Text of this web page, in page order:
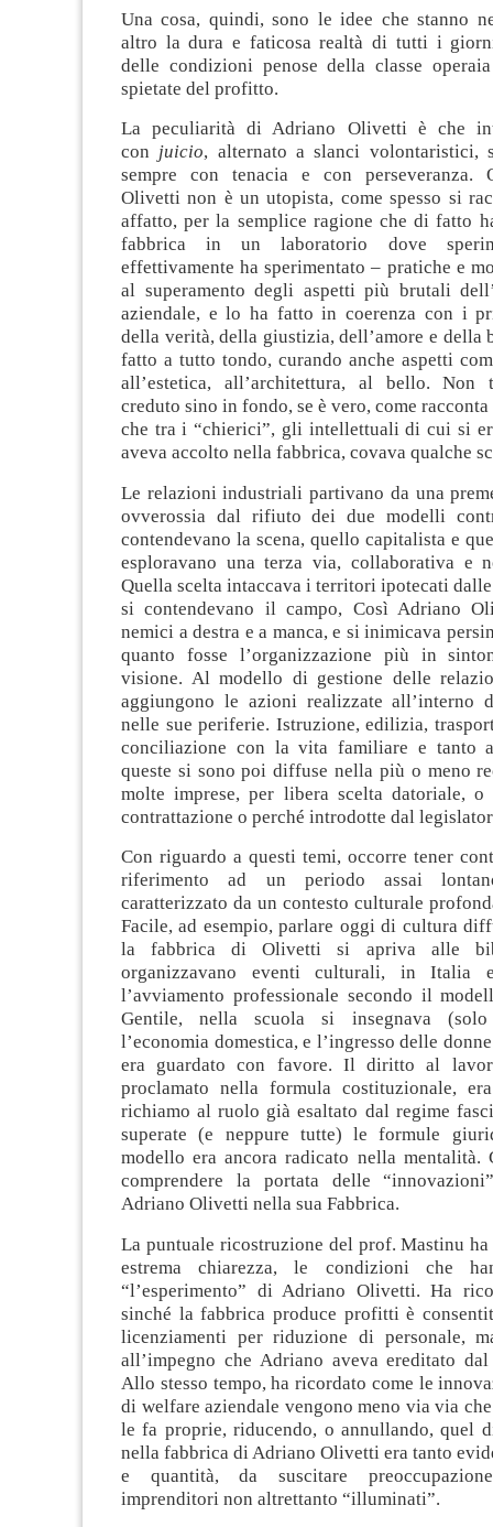
Una cosa, quindi, sono le idee che stanno
altro la dura e faticosa realtà di tutti i
delle condizioni penose della classe
spietate del profitto.
La peculiarità di Adriano Olivetti è che
con juicio, alternato a slanci volontaristici,
sempre con tenacia e con perseveranza.
Olivetti non è un utopista, come spesso si
affatto, per la semplice ragione che di fatto
fabbrica in un laboratorio dove
effettivamente ha sperimentato – pratiche e
al superamento degli aspetti più brutali
aziendale, e lo ha fatto in coerenza con i
della verità, della giustizia, dell’amore e della
fatto a tutto tondo, curando anche aspetti
all’estetica, all’architettura, al bello.
creduto sino in fondo, se è vero, come
che tra i “chierici”, gli intellettuali di cui si
aveva accolto nella fabbrica, covava qualche
Le relazioni industriali partivano da una
ovverossia dal rifiuto dei due modelli
contendevano la scena, quello capitalista e
esploravano una terza via, collaborativa e
Quella scelta intaccava i territori ipotecati
si contendevano il campo, Così Adriano
nemici a destra e a manca, e si inimicava
quanto fosse l’organizzazione più in
visione. Al modello di gestione delle
aggiungono le azioni realizzate all’interno
nelle sue periferie. Istruzione, edilizia,
conciliazione con la vita familiare e tanto
queste si sono poi diffuse nella più o meno
molte imprese, per libera scelta datoriale,
contrattazione o perché introdotte dal
Con riguardo a questi temi, occorre tener
riferimento ad un periodo assai
caratterizzato da un contesto culturale
Facile, ad esempio, parlare oggi di cultura
la fabbrica di Olivetti si apriva alle
organizzavano eventi culturali, in Italia
l’avviamento professionale secondo il
Gentile, nella scuola si insegnava
l’economia domestica, e l’ingresso delle
era guardato con favore. Il diritto al
proclamato nella formula costituzionale,
richiamo al ruolo già esaltato dal regime
superate (e neppure tutte) le formule
modello era ancora radicato nella mentalità.
comprendere la portata delle
Adriano Olivetti nella sua Fabbrica.
La puntuale ricostruzione del prof. Mastinu
estrema chiarezza, le condizioni che
“l’esperimento” di Adriano Olivetti. Ha
sinché la fabbrica produce profitti è
licenziamenti per riduzione di personale,
all’impegno che Adriano aveva ereditato
Allo stesso tempo, ha ricordato come le
di welfare aziendale vengono meno via via
le fa proprie, riducendo, o annullando, quel
nella fabbrica di Adriano Olivetti era tanto
e quantità, da suscitare
imprenditori non altrettanto “illuminati”.